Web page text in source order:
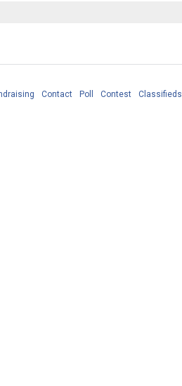
Contact Poll Contest Classifieds